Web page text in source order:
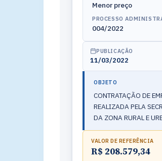
Menor preço
PROCESSO
004/2022
PUBLICAÇÃO
11/03/2022
OBJETO
CONTRATAÇÃO DE
REALIZADA PELA
DA ZONA RURAL E
VALOR DE REFERÊNCIA
R$ 208.579,34